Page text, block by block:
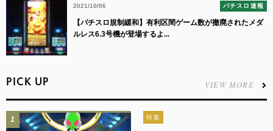
2021/10/06 パチスロ速報
【パチスロ規制緩和】有利区間ゲーム数が撤廃されたメダ
ルレス6.3号機が登場するよ...
PICK UP VIEW MORE
1 特集